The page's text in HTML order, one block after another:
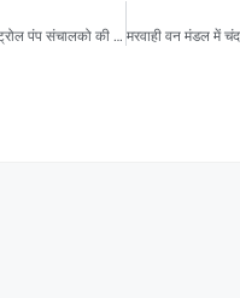
जिले में पेट्रोल-डीजल की उपलब्धता बनाए रखने के संबंध में पेट्रोल पंप संचालको की बैठक आयोजित